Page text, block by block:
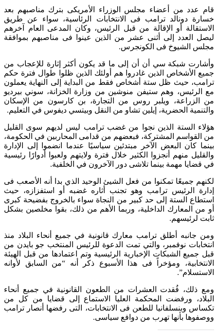
قام عدد من أعضاء مجلس الوزراء الأمريكى بترك مناصبهم بعد
خسارة دونالد ترامب فى الانتخابات ‏الرئاسية، سواء عن طريق
الاستقالة أو الإقالة من قبل الرئيس، وكان المدعى العام آخرهم
ليصل العدد إلى أثنى ‏عشر من الذين عينوا فى مناصبهم بموافقة
مجلس الشيوخ فى الكونجرس.‏
وأشارت شبكة سي أن أن إلى ما قد يكون أكثر إثارة للإعجاب من
جميع الأشخاص الذين غادروا هم أولئك الذين ظلوا طوال فترة حكم
ترامب، حيث ظل ستة أشخاص فقط من البداية إلى النهاية يعملون
مع الرئيس، وهم ستيفن منوشين من وزارة الخزانة، سوني بيرديو
من الزراعة، ويلبر روس من التجارة، بن كارسون من الإسكان
والتنمية الحضرية، إيلين تشاو من النقل وبيتسي ديفوس في التعليم.
هؤلاء الستة الذين نجوا من غضب ترامب ليس لديهم سوى القليل
من القواسم المشتركة، فبعضهم من قدامى المحاربين في الحكومة،
بينما كان البعض الآخر مبتدئين سياسيًا عندما انضموا إلى الإدارة
والقليل منهم أنجزوا الكثير خلال فترة ولايتهم ولعبوا أدوارًا رئيسية
في قضايا مهمة بينما تلاشى دور الآخرون في الخلفية.
لكنهم جميعًا تمكنوا من فعل الشيئ الوحيد الذي بدا أنه الأصعب فى
إدارة الرئيس ترامب وهو تجنب أثاره غضبه أو استفزازه، حيث
استطاع الستة إلى حد كبير من النجاة سواء بالخروج بفضيحة كبرى
أو من المعارك الداخلية، وربما الأهم من ذلك، بقوا مخلصين بشكل
ثابت لرئيسهم.
ومن جانبه أطلق ترامب معارك قانونية في جميع أنحاء البلاد منذ
انتخابات نوفمبر، والتي تمت الدعوة للرئيس المنتخب جو بايدن من
قبل جميع الشبكات الإخبارية الرئيسية وتم اعتمادها من قبل الهيئة
الانتخابية، ومؤخراً فى هذا الأسبوع ذكر أنه “من السابق لأوانه
الاستسلام”.
ومع ذلك، فُقدت العشرات من الطعون القانونية في جميع أنحاء
البلاد، ورفضت المحكمة العليا الاستماع إلى قضايا من كل من
تكساس وبنسلفانيا للطعن فى الانتخابات، التى رفضها أنصار ترامب
ووصفوها بأنها تهرب من دوافع سياسى.